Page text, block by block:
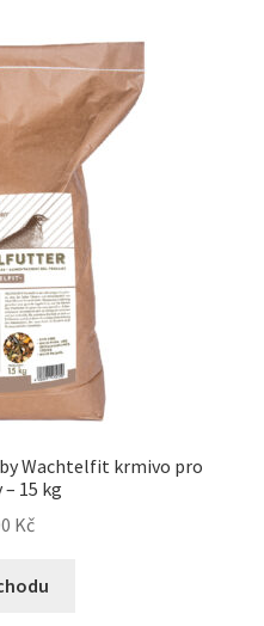
Wachtelfit krmivo pro
15 kg
Kč